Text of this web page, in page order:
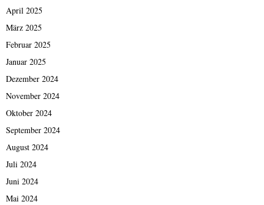
April 2025
März 2025
Februar 2025
Januar 2025
Dezember 2024
November 2024
Oktober 2024
September 2024
August 2024
Juli 2024
Juni 2024
Mai 2024